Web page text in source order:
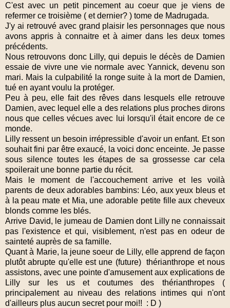
C'est avec un petit pincement au coeur que je viens de
refermer ce troisième ( et dernier? ) tome de Madrugada.
J'y ai retrouvé avec grand plaisir les personnages que nous
avons appris à connaitre et à aimer dans les deux tomes
précédents.
Nous retrouvons donc Lilly, qui depuis le décès de Damien
essaie de vivre une vie normale avec Yannick, devenu son
mari. Mais la culpabilité la ronge suite à la mort de Damien,
tué en ayant voulu la protéger.
Peu à peu, elle fait des rêves dans lesquels elle retrouve
Damien, avec lequel elle a des relations plus proches dirons
nous que celles vécues avec lui lorsqu'il était encore de ce
monde.
Lilly ressent un besoin irrépressible d'avoir un enfant. Et son
souhait fini par être exaucé, la voici donc enceinte. Je passe
sous silence toutes les étapes de sa grossesse car cela
spoilerait une bonne partie du récit.
Mais le moment de l'accouchement arrive et les voilà
parents de deux adorables bambins: Léo, aux yeux bleus et
à la peau mate et Mia, une adorable petite fille aux cheveux
blonds comme les blés.
Arrive David, le jumeau de Damien dont Lilly ne connaissait
pas l'existence et qui, visiblement, n'est pas en odeur de
sainteté auprès de sa famille.
Quant à Marie, la jeune soeur de Lilly, elle apprend de façon
plutôt abrupte qu'elle est une (future) thérianthrope et nous
assistons, avec une pointe d'amusement aux explications de
Lilly sur les us et coutumes des thérianthropes (
principalement au niveau des relations intimes qui n'ont
d'ailleurs plus aucun secret pour moi!! : D )